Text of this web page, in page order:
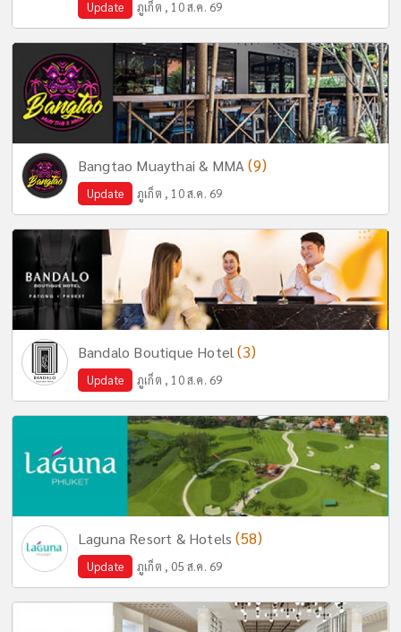
Update ภูเก็ต , 10 ส.ค. 69
Bangtao Muaythai & MMA(9)
Update ภูเก็ต , 10 ส.ค. 69
Bandalo Boutique Hotel(3)
Update ภูเก็ต , 10 ส.ค. 69
Laguna Resort & Hotels(58)
Update ภูเก็ต , 05 ส.ค. 69